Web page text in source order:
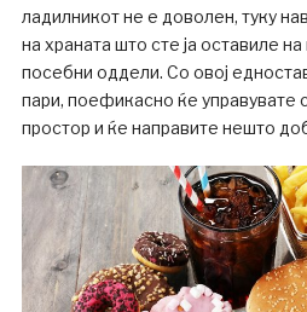
ладилникот не е доволен, туку
на храната што сте ја оставиле
посебни оддели. Со овој
пари, поефикасно ќе управувате
простор и ќе направите нешто